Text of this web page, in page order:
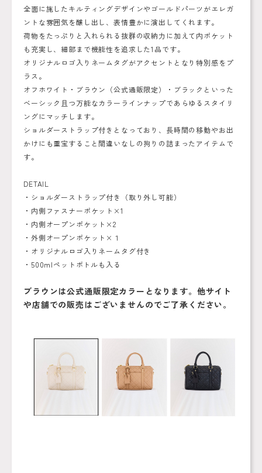
全面に施したキルティングデザインやゴールドパーツがエレガ
ントな雰囲気を醸し出し、表情豊かに演出してくれます。
荷物をたっぷりと入れられる抜群の収納力に加えて内ポケット
も充実し、細部まで機能性を追求した1品です。
オリジナルロゴ入りネームタグがアクセントとなり特別感をプ
ラス。
オフホワイト・ブラウン（公式通販限定）・ブラックといった
ベーシック且つ万能なカラーラインナップであらゆるスタイリ
ングにマッチします。
ショルダーストラップ付きとなっており、長時間の移動やお出
かけにも重宝すること間違いなしの拘りの詰まったアイテムで
す。
DETAIL
・ショルダーストラップ付き（取り外し可能）
・内側ファスナーポケット×1
・内側オープンポケット×2
・外側オープンポケット×１
・オリジナルロゴ入りネームタグ付き
・500mlペットボトルも入る
ブラウンは公式通販限定カラーとなります。他サイト
や店舗での販売はございませんのでご了承ください。